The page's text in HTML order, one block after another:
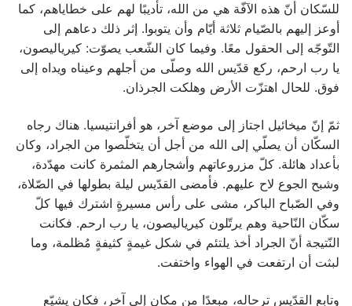
للسّكان أنّ هذه الآفّة هي من الله، تأديبًا لهم على خطاياهم، كما
أوعز إليهم بالصّيام ثلاثة أيّام وأن يتوبوا. إثر ذلك دعاهم إلى
التّوجّه إلى الحقول معًا. وفيما كان الشّعب يصوّت: كيرياليصون،
يا رب ارحم، ركع قدّيس الله وصلّى من أجلهم وعيناه ويداه إلى
فوق. للحال اهتزّت الأرض وهلكت الجرذان.
ثمّ إنّ ميخائيل اجتاز إلى موضع آخر، هو أفرانتيسيا. هناك رجاه
السكّان أن يصلّي إلى الله من أجل أن يتخلّصوا من الجراد، وكان
بأعداد هائلة. كلّ مزروعاتهم وأشجارهم المثمرة كانت مهدّدة،
وشبح الجوع لاح عليهم. فأمضى القدّيس ليلة بطولها في الصّلاة،
وفي الصّباح الباكر، مشى على رأس مسيرةٍ اشترك فيها كلّ
سكّان النّاحية وهم يرتّلون كيرياليصون، يا رب ارحم. فكانت
النّتيجة أنّ الجراد أخذ يلتئم في شكل غيمةٍ كثيفةٍ مُظلمة، وما
لبثت أن ارتفعت في الهواء واختفت.
وتابع القدّيس ترحاله، مبعدًا من مكان إلى آخر، فكان يشيّع